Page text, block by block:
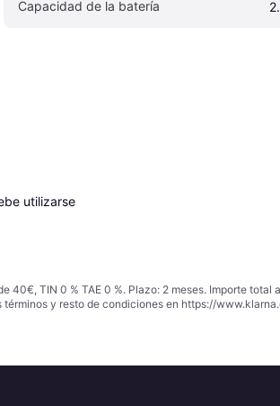
Capacidad de la batería
utilizarse
TIN 0 % TAE 0 %. Plazo: 2 meses. Importe
y resto de condiciones en https://